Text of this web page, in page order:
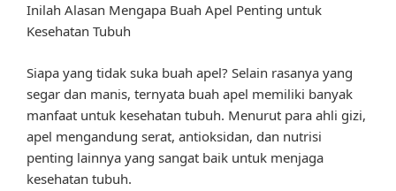
Inilah Alasan Mengapa Buah Apel Penting untuk
Kesehatan Tubuh
Siapa yang tidak suka buah apel? Selain rasanya yang
segar dan manis, ternyata buah apel memiliki banyak
manfaat untuk kesehatan tubuh. Menurut para ahli gizi,
apel mengandung serat, antioksidan, dan nutrisi
penting lainnya yang sangat baik untuk menjaga
kesehatan tubuh.